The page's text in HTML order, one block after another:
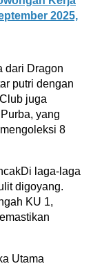
2025,
dari Dragon
putri dengan
juga
yang
8
laga-laga
digoyang.
KU 1,
Utama